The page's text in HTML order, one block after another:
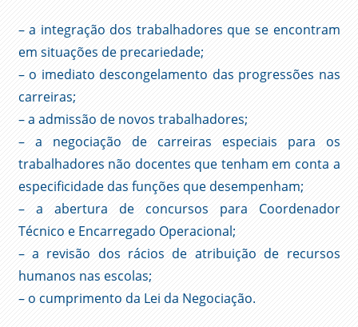
– a integração dos trabalhadores que se encontram
em situações de precariedade;
– o imediato descongelamento das progressões nas
carreiras;
– a admissão de novos trabalhadores;
– a negociação de carreiras especiais para os
trabalhadores não docentes que tenham em conta a
especificidade das funções que desempenham;
– a abertura de concursos para Coordenador
Técnico e Encarregado Operacional;
– a revisão dos rácios de atribuição de recursos
humanos nas escolas;
– o cumprimento da Lei da Negociação.